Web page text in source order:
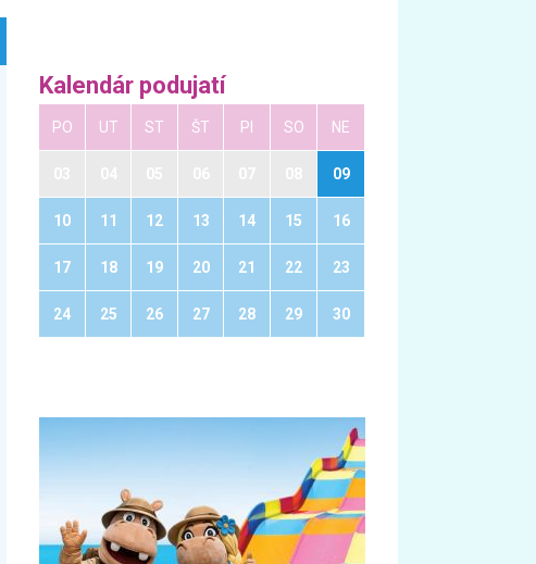
Kalendár podujatí
PO UT ST ŠT PI SO NE
09
10 11 12 13 14 15 16
17 18 19 20 21 22 23
24 25 26 27 28 29 30